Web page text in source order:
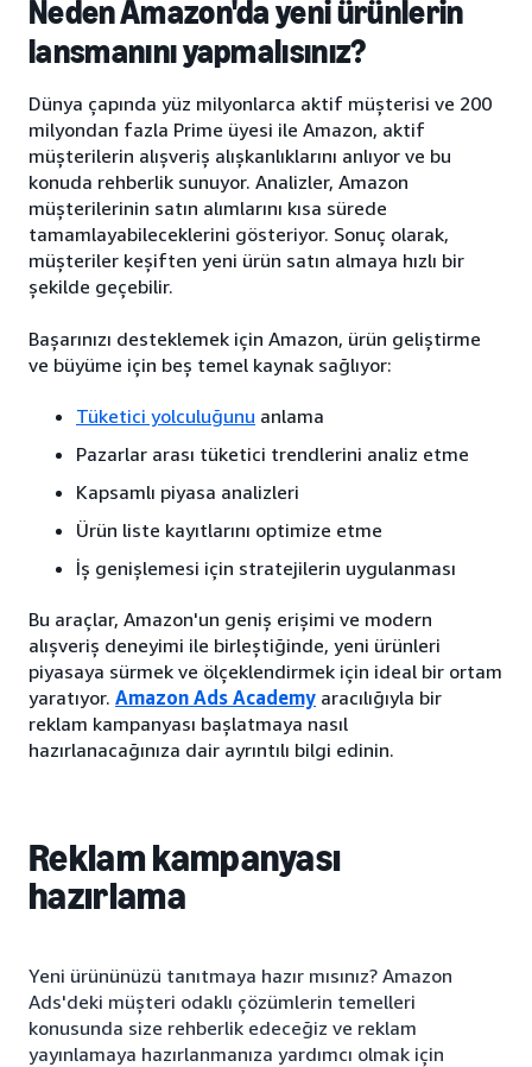
Neden Amazon'da yeni ürünlerin
lansmanını yapmalısınız?
Dünya çapında yüz milyonlarca aktif müşterisi ve 200
milyondan fazla Prime üyesi ile Amazon, aktif
müşterilerin alışveriş alışkanlıklarını anlıyor ve bu
konuda rehberlik sunuyor. Analizler, Amazon
müşterilerinin satın alımlarını kısa sürede
tamamlayabileceklerini gösteriyor. Sonuç olarak,
müşteriler keşiften yeni ürün satın almaya hızlı bir
şekilde geçebilir.
Başarınızı desteklemek için Amazon, ürün geliştirme
ve büyüme için beş temel kaynak sağlıyor:
Tüketici yolculuğunu anlama
Pazarlar arası tüketici trendlerini analiz etme
Kapsamlı piyasa analizleri
Ürün liste kayıtlarını optimize etme
İş genişlemesi için stratejilerin uygulanması
Bu araçlar, Amazon'un geniş erişimi ve modern
alışveriş deneyimi ile birleştiğinde, yeni ürünleri
piyasaya sürmek ve ölçeklendirmek için ideal bir ortam
yaratıyor. Amazon Ads Academy aracılığıyla bir
reklam kampanyası başlatmaya nasıl
hazırlanacağınıza dair ayrıntılı bilgi edinin.
Reklam kampanyası
hazırlama
Yeni ürününüzü tanıtmaya hazır mısınız? Amazon
Ads'deki müşteri odaklı çözümlerin temelleri
konusunda size rehberlik edeceğiz ve reklam
yayınlamaya hazırlanmanıza yardımcı olmak için